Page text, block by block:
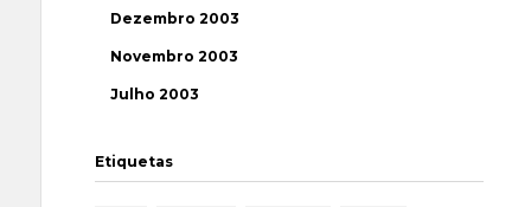
Dezembro 2003
Novembro 2003
Julho 2003
Etiquetas